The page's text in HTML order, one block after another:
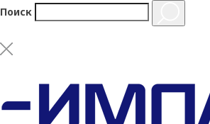
Поиск